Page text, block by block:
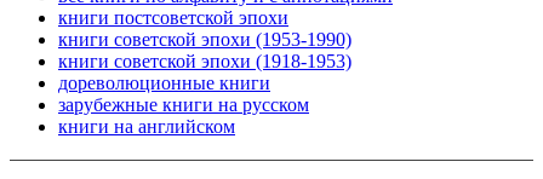
книги постсоветской эпохи
книги советской эпохи (1953-1990)
книги советской эпохи (1918-1953)
дореволюционные книги
зарубежные книги на русском
книги на английском